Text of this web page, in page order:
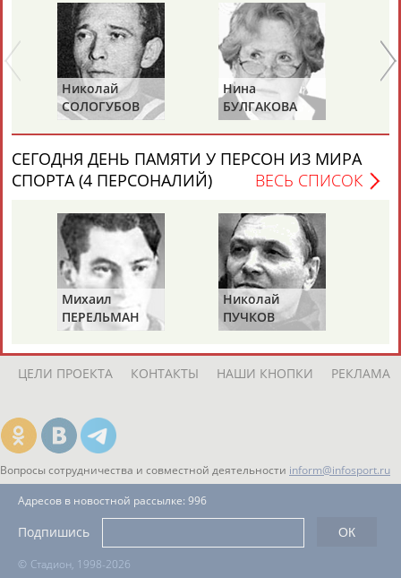
Рамазан
АБДУЛАЕВ
Тагир
АБДУЛАЕВ
Камиль
АБДУЛАЗИЗОВ
Загалав
АБДУЛБЕКОВ
Камалудин
АБДУЛДАУДОВ
Абдула
АБДУЛЖАЛИЛОВ
Магомед
АБДУЛКАГИРОВ
Назир
АБДУЛЛАЕВ
24 персон из 13181
ЕЩЁ ПЕРСОНЫ
ТАБЛО АКТИВНОСТИ
ЦЕЛИ ПРОЕКТА КОНТАКТЫ НАШИ КНОПКИ РЕКЛАМА
Вопросы сотрудничества и совместной деятельности inform@infosport.ru
© Стадион, 1998-2026
Адресов в новостной рассылке: 996
Подпишись
Николай
СОЛОГУБОВ
Нина
БУЛГАКОВА
СЕГОДНЯ ДЕНЬ ПАМЯТИ У ПЕРСОН ИЗ МИРА
СПОРТА (4 ПЕРСОНАЛИЙ)
ВЕСЬ СПИСОК
Михаил
ПЕРЕЛЬМАН
(ПЕРЛЬМАН)
Николай
ПУЧКОВ